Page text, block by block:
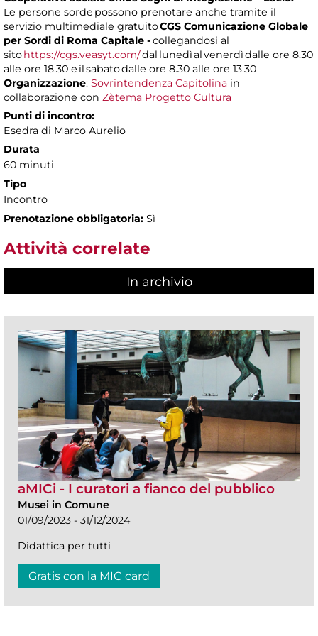
Le persone sorde possono prenotare anche tramite il
servizio multimediale gratuitoCGS Comunicazione Globale
per Sordi di Roma Capitale -collegandosi al
sitohttps://cgs.veasyt.com/dal lunedì al venerdì dalle ore 8.30
alle ore 18.30 e il sabato dalle ore 8.30 alle ore 13.30
Organizzazione: Sovrintendenza Capitolina in
collaborazione con Zètema Progetto Cultura
Punti di incontro:
Esedra di Marco Aurelio
Durata
60 minuti
Tipo
Incontro
Prenotazione obbligatoria: Sì
Attività correlate
In archivio
aMICi - I curatori a fianco del pubblico
Musei in Comune
01/09/2023 - 31/12/2024
Didattica per tutti
Gratis con la MIC card